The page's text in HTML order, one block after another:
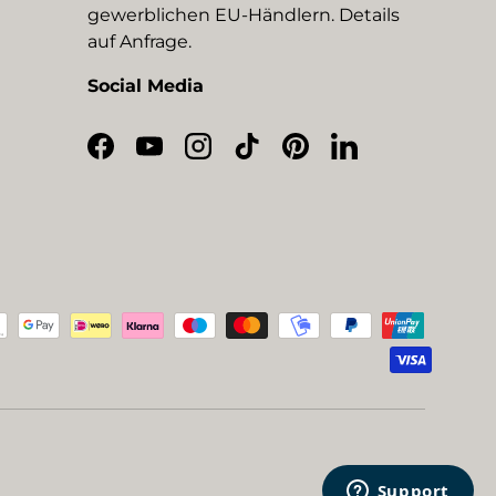
gewerblichen EU-Händlern. Details
auf Anfrage.
Social Media
Facebook
YouTubeInstagram
TikTokPinterestLinkedIn